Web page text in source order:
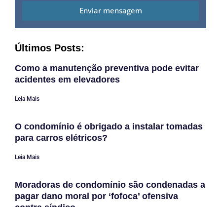
Enviar mensagem
Últimos Posts:
Como a manutenção preventiva pode evitar
acidentes em elevadores
Leia Mais
O condomínio é obrigado a instalar tomadas
para carros elétricos?
Leia Mais
Moradoras de condomínio são condenadas a
pagar dano moral por ‘fofoca’ ofensiva